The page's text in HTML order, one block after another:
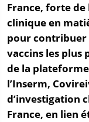
France, forte de
clinique en
pour contribuer
vaccins les plus
de la plateforme
l’Inserm,
d’investigation
France, en lien